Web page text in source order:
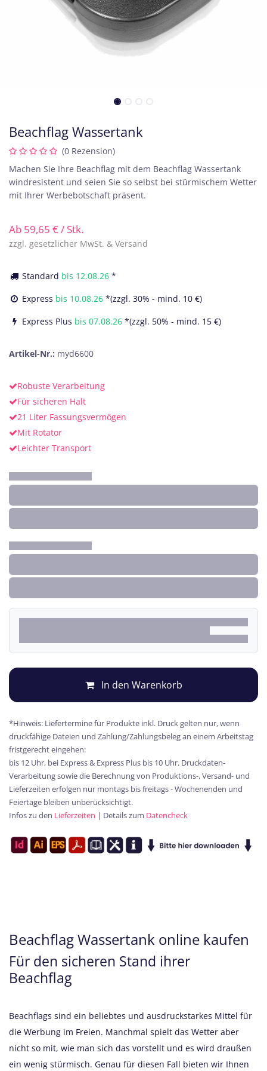
Beachflag Wassertank
(0 Rezension)
Machen Sie Ihre Beachflag mit dem Beachflag Wassertank
windresistent und seien Sie so selbst bei stürmischem Wetter
mit Ihrer Werbebotschaft präsent.
Ab 59,65 €/ Stk.
zzgl. gesetzlicher MwSt. & Versand
Standard bis 12.08.26 *
Express bis 10.08.26 *(zzgl. 30% - mind. 10 €)
Express Plus bis 07.08.26 *(zzgl. 50% - mind. 15 €)
Artikel-Nr.: myd6600
Robuste Verarbeitung
Für sicheren Halt
21 Liter Fassungsvermögen
Mit Rotator
Leichter Transport
In den Warenkorb
*Hinweis: Liefertermine für Produkte inkl. Druck gelten nur, wenn
druckfähige Dateien und Zahlung/Zahlungsbeleg an einem Arbeitstag
fristgerecht eingehen:
bis 12 Uhr, bei Express & Express Plus bis 10 Uhr. Druckdaten-
Verarbeitung sowie die Berechnung von Produktions-, Versand- und
Lieferzeiten erfolgen nur montags bis freitags - Wochenenden und
Feiertage bleiben unberücksichtigt.
Infos zu den Lieferzeiten | Details zum Datencheck
Beachflag Wassertank online kaufen
Für den sicheren Stand ihrer
Beachflag
Beachflags sind ein beliebtes und ausdruckstarkes Mittel für
die Werbung im Freien. Manchmal spielt das Wetter aber
nicht so mit, wie man sich das vorstellt und es wird draußen
ein wenig stürmisch. Genau für diesen Fall bieten wir Ihnen